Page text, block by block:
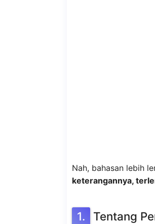
Nah, bahasan lebih
keterangannya,
Tentang